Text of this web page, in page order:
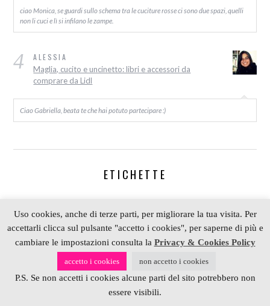
ciao Monica, se guardi sullo schema tra le cuciture rosse ci sono due spazi, quelli
non li cuci e lì si infilano le zampe.
4 ALESSIA
Maglia, cucito e uncinetto: libri e accessori da
comprare da Lidl
Ciao Gabriella, beata te che hai potuto partecipare :)
ETICHETTE
bijoux
braccialetto Candy carta
cartone
collana
collane crochet cucito
cuori
decorazioni di Natale
Decòr
Eco Chic Craft Christmas
estate fiori
gioielli
granny square
Uso cookies, anche di terze parti, per migliorare la tua visita. Per
accettarli clicca sul pulsante "accetto i cookies", per saperne di più e
cambiare le impostazioni consulta la Privacy & Cookies Policy
accetto i cookies non accetto i cookies
P.S. Se non accetti i cookies alcune parti del sito potrebbero non
essere visibili.